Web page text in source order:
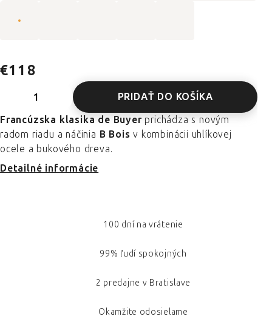
€118
PRIDAŤ DO KOŠÍKA
Francúzska klasika de Buyer prichádza s novým
radom riadu a náčinia B Bois v kombinácii uhlíkovej
ocele a bukového dreva.
Detailné informácie
100 dní na vrátenie
99% ľudí spokojných
2 predajne v Bratislave
Okamžite odosielame